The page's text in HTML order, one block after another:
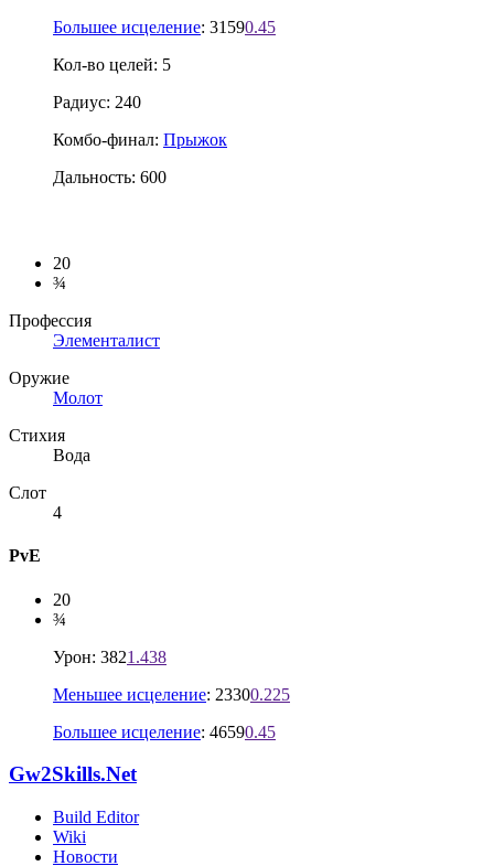
Большее исцеление: 31590.45
Кол-во целей: 5
Радиус: 240
Комбо-финал: Прыжок
Дальность: 600
20
¾
Профессия
Элементалист
Оружие
Молот
Стихия
Вода
Слот
4
PvE
20
¾
Урон: 3821.438
Меньшее исцеление: 23300.225
Большее исцеление: 46590.45
Gw2Skills.Net
Build Editor
Wiki
Новости